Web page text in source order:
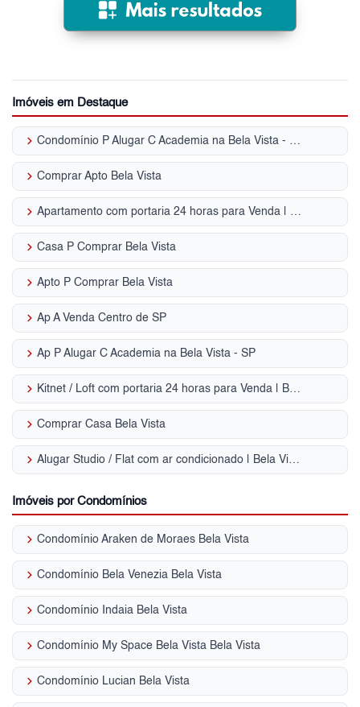
Imóveis em Destaque
keyboard_arrow_right Condomínio P Alugar C Academia na Bela Vista - SP
keyboard_arrow_right Comprar Apto Bela Vista
keyboard_arrow_right Apartamento com portaria 24 horas para Venda | Bela Vista
keyboard_arrow_right Casa P Comprar Bela Vista
keyboard_arrow_right Apto P Comprar Bela Vista
keyboard_arrow_right Ap A Venda Centro de SP
keyboard_arrow_right Ap P Alugar C Academia na Bela Vista - SP
keyboard_arrow_right Kitnet / Loft com portaria 24 horas para Venda | Bela Vista
keyboard_arrow_right Comprar Casa Bela Vista
keyboard_arrow_right Alugar Studio / Flat com ar condicionado | Bela Vista
Imóveis por Condomínios
keyboard_arrow_right Condomínio Araken de Moraes Bela Vista
keyboard_arrow_right Condomínio Bela Venezia Bela Vista
keyboard_arrow_right Condomínio Indaia Bela Vista
keyboard_arrow_right Condomínio My Space Bela Vista Bela Vista
keyboard_arrow_right Condomínio Lucian Bela Vista